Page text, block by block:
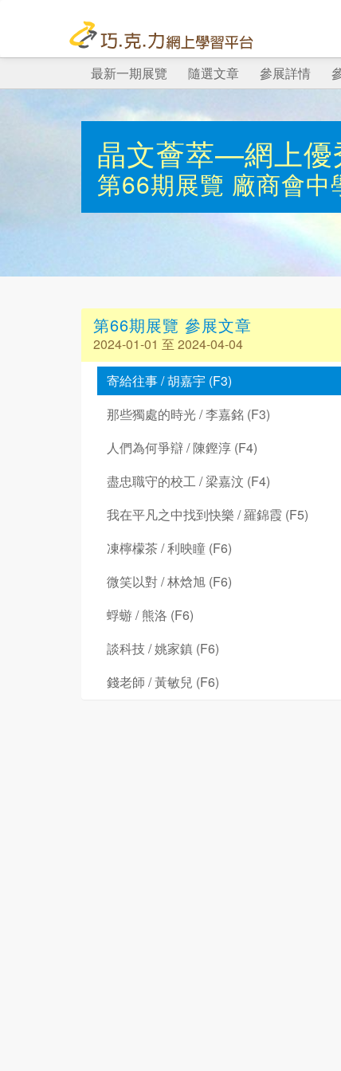
最新一期展覽 隨選文章 參展詳情
晶文薈萃—網上優
第66期展覽 廠商會中
第66期展覽 參展文章
2024-01-01 至 2024-04-04
寄給往事 / 胡嘉宇 (F3)
那些獨處的時光 / 李嘉銘 (F3)
人們為何爭辯 / 陳鏗淳 (F4)
盡忠職守的校工 / 梁嘉汶 (F4)
我在平凡之中找到快樂 / 羅錦霞 (F5)
凍檸檬茶 / 利映瞳 (F6)
微笑以對 / 林焓旭 (F6)
蜉蝣 / 熊洛 (F6)
談科技 / 姚家鎮 (F6)
錢老師 / 黃敏兒 (F6)